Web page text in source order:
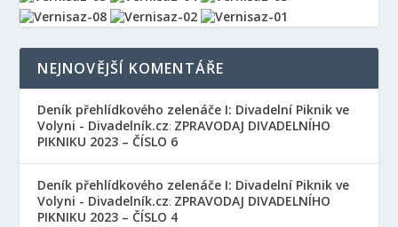
NEJNOVĚJŠÍ KOMENTÁŘE
Deník přehlídkového zelenáče I: Divadelní Piknik ve
Volyni - Divadelník.cz: ZPRAVODAJ DIVADELNÍHO
PIKNIKU 2023 – ČÍSLO 6
Deník přehlídkového zelenáče I: Divadelní Piknik ve
Volyni - Divadelník.cz: ZPRAVODAJ DIVADELNÍHO
PIKNIKU 2023 – ČÍSLO 4